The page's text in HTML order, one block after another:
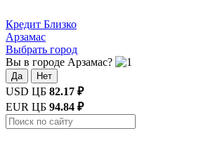
Кредит Близко
Арзамас
Выбрать город
Вы в городе Арзамас?
Да Нет
USD ЦБ 82.17 ₽
EUR ЦБ 94.84 ₽